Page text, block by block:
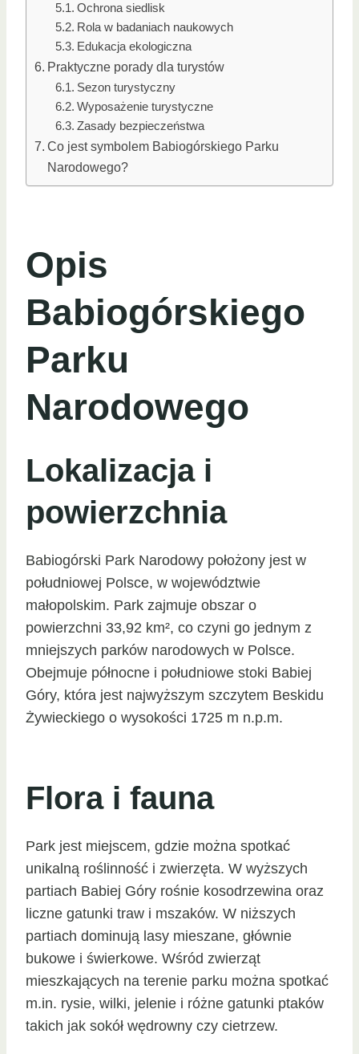
Ochrona siedlisk
Rola w badaniach naukowych
Edukacja ekologiczna
Praktyczne porady dla turystów
Sezon turystyczny
Wyposażenie turystyczne
Zasady bezpieczeństwa
Co jest symbolem Babiogórskiego Parku
Narodowego?
Opis
Babiogórskiego
Parku
Narodowego
Lokalizacja i
powierzchnia
Babiogórski Park Narodowy położony jest w
południowej Polsce, w województwie
małopolskim. Park zajmuje obszar o
powierzchni 33,92 km², co czyni go jednym z
mniejszych parków narodowych w Polsce.
Obejmuje północne i południowe stoki Babiej
Góry, która jest najwyższym szczytem Beskidu
Żywieckiego o wysokości 1725 m n.p.m.
Flora i fauna
Park jest miejscem, gdzie można spotkać
unikalną roślinność i zwierzęta. W wyższych
partiach Babiej Góry rośnie kosodrzewina oraz
liczne gatunki traw i mszaków. W niższych
partiach dominują lasy mieszane, głównie
bukowe i świerkowe. Wśród zwierząt
mieszkających na terenie parku można spotkać
m.in. rysie, wilki, jelenie i różne gatunki ptaków
takich jak sokół wędrowny czy cietrzew.